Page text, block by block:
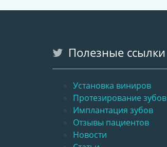
Полезные ссылки
Установка виниров
Протезирование зубов
Имплантация зубов
Отзывы пациентов
Новости